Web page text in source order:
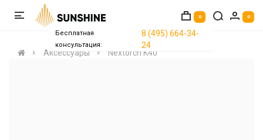
0 0
Бесплатная
консультация:
8 (495) 664-34-
24
Аксессуары
Nextorch K40